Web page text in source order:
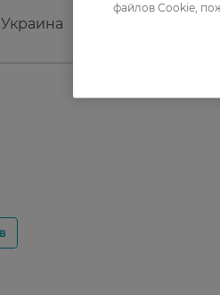
Украина
файлов Cookie,